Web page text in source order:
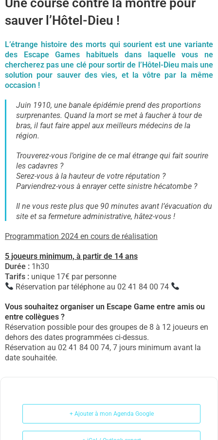
sauver l’Hôtel-Dieu !
L’étrange histoire des morts qui sourient est une variante
des Escape Games habituels dans laquelle vous ne
chercherez pas une clé pour sortir de l’Hôtel-Dieu mais une
solution pour sauver des vies, et la vôtre par la même
occasion !
Juin 1910, une banale épidémie prend des proportions
surprenantes. Quand la mort se met à faucher à tour de
bras, il faut faire appel aux meilleurs médecins de la
région.
Trouverez-vous l’origine de ce mal étrange qui fait sourire
les cadavres ?
Serez-vous à la hauteur de votre réputation ?
Parviendrez-vous à enrayer cette sinistre hécatombe ?
Il ne vous reste plus que 90 minutes avant l’évacuation du
site et sa fermeture administrative, hâtez-vous !
Programmation 2024 en cours de réalisation
5 joueurs minimum, à partir de 14 ans
Durée : 1h30
Tarifs : unique 17€ par personne
Réservation par téléphone au 02 41 84 00 74
Vous souhaitez organiser un Escape Game entre amis ou
entre collègues ?
Réservation possible pour des groupes de 8 à 12 joueurs en
dehors des dates programmées ci-dessus.
Réservation au 02 41 84 00 74, 7 jours minimum avant la
date souhaitée.
+ Ajouter à mon Agenda Google